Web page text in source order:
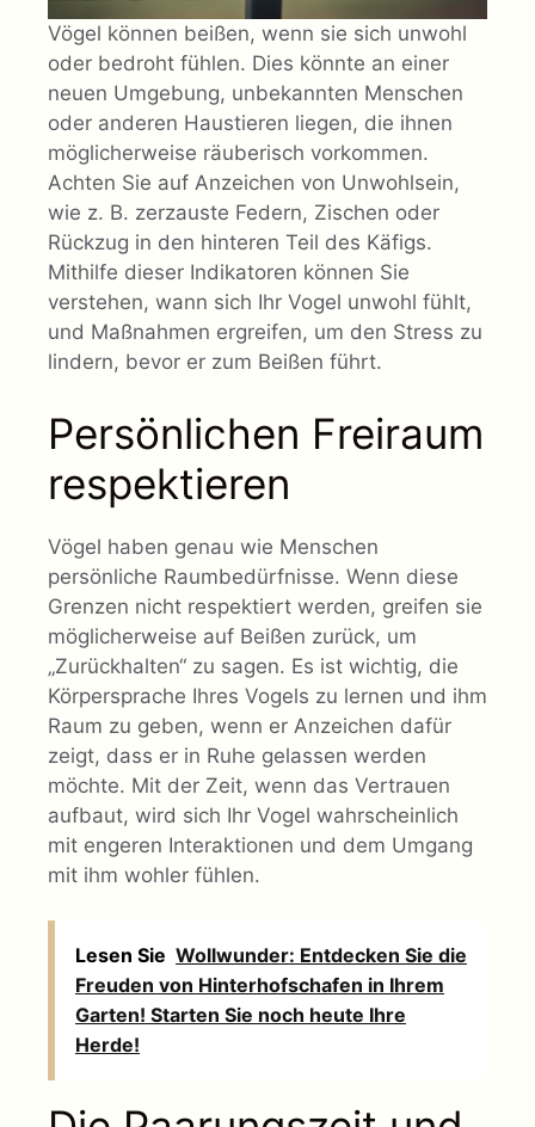
Vögel können beißen, wenn sie sich unwohl
oder bedroht fühlen. Dies könnte an einer
neuen Umgebung, unbekannten Menschen
oder anderen Haustieren liegen, die ihnen
möglicherweise räuberisch vorkommen.
Achten Sie auf Anzeichen von Unwohlsein,
wie z. B. zerzauste Federn, Zischen oder
Rückzug in den hinteren Teil des Käfigs.
Mithilfe dieser Indikatoren können Sie
verstehen, wann sich Ihr Vogel unwohl fühlt,
und Maßnahmen ergreifen, um den Stress zu
lindern, bevor er zum Beißen führt.
Persönlichen Freiraum
respektieren
Vögel haben genau wie Menschen
persönliche Raumbedürfnisse. Wenn diese
Grenzen nicht respektiert werden, greifen sie
möglicherweise auf Beißen zurück, um
„Zurückhalten“ zu sagen. Es ist wichtig, die
Körpersprache Ihres Vogels zu lernen und ihm
Raum zu geben, wenn er Anzeichen dafür
zeigt, dass er in Ruhe gelassen werden
möchte. Mit der Zeit, wenn das Vertrauen
aufbaut, wird sich Ihr Vogel wahrscheinlich
mit engeren Interaktionen und dem Umgang
mit ihm wohler fühlen.
Lesen Sie Wollwunder: Entdecken Sie die
Freuden von Hinterhofschafen in Ihrem
Garten! Starten Sie noch heute Ihre
Herde!